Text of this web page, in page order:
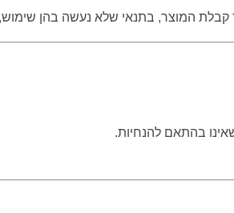
קבלת המוצר, בתנאי שלא נעשה בהן שימוש,
בהתאם להנחיות.